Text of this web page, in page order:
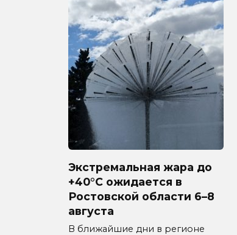
Экстремальная жара до
+40°C ожидается в
Ростовской области 6–8
августа
В ближайшие дни в регионе